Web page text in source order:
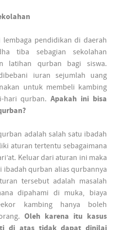
pendidikan di daerah
tiba sebagian sekolahan
latihan qurban bagi siswa.
iuran sejumlah uang
untuk membeli kambing
hari qurban. Apakah ini bisa
adalah salah satu ibadah
aturan tertentu sebagaimana
Keluar dari aturan ini maka
ibadah qurban alias qurbannya
tersebut adalah masalah
dipahami di muka, biaya
kambing hanya boleh
Oleh karena itu kasus
di atas tidak dapat dinilai